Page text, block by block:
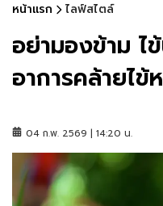
หน้าแรก ไลฟ์สไตล์
อย่ามองข้าม ไ
อาการคล้ายไ
04 ก.พ. 2569 | 14:20 น.